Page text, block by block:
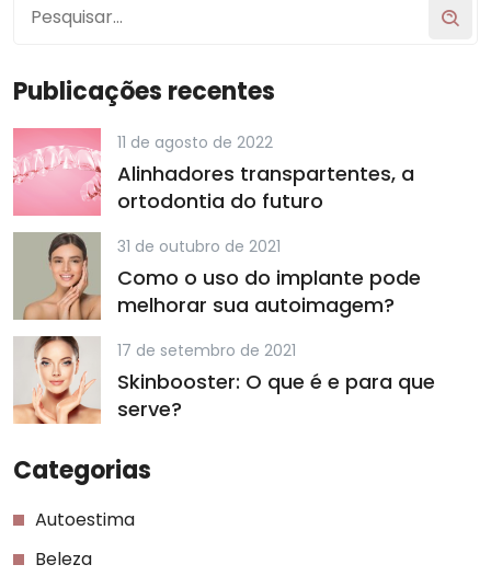
Publicações recentes
11 de agosto de 2022
Alinhadores transpartentes, a
ortodontia do futuro
31 de outubro de 2021
Como o uso do implante pode
melhorar sua autoimagem?
17 de setembro de 2021
Skinbooster: O que é e para que
serve?
Categorias
Autoestima
Beleza